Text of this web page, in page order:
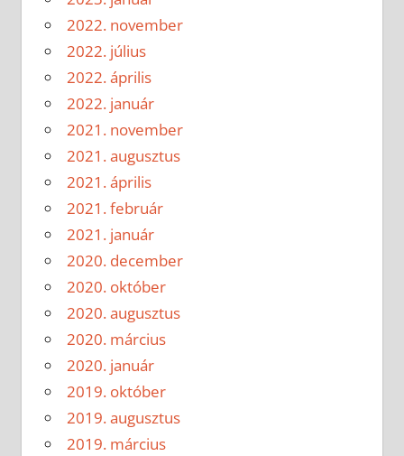
2022. november
2022. július
2022. április
2022. január
2021. november
2021. augusztus
2021. április
2021. február
2021. január
2020. december
2020. október
2020. augusztus
2020. március
2020. január
2019. október
2019. augusztus
2019. március